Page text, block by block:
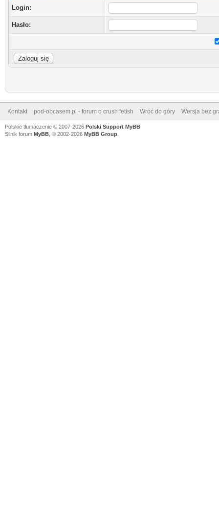
Login:
Hasło:
Kontakt pod-obcasem.pl - forum o crush fetish Wróć do góry Wersja bez
Polskie tłumaczenie © 2007-2026 Polski Support MyBB
Silnik forum MyBB , © 2002-2026 MyBB Group